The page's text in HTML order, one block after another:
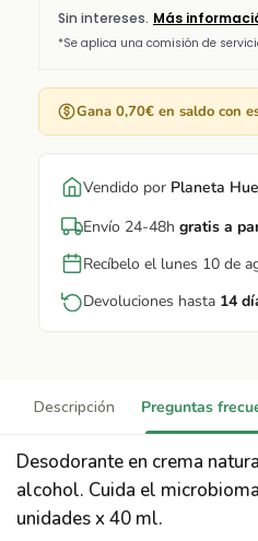
Gana 0,70€ en saldo con
Vendido por Planeta
Envío 24-48h gratis a
Recíbelo el lunes 10 de
Devoluciones hasta 14
Descripción Preguntas
Desodorante en crema
alcohol. Cuida el
unidades x 40 ml.